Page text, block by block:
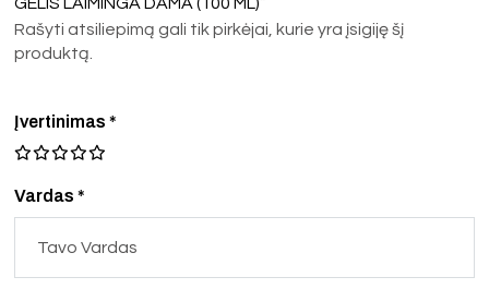
Rašyti atsiliepimą gali tik pirkėjai, kurie yra įsigiję šį
produktą.
Vardas *
Įvertinimas*